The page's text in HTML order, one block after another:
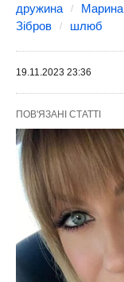
дружина Марина
Зібров
шлюб
19.11.2023 23:36
ПОВ'ЯЗАНІ СТАТТІ